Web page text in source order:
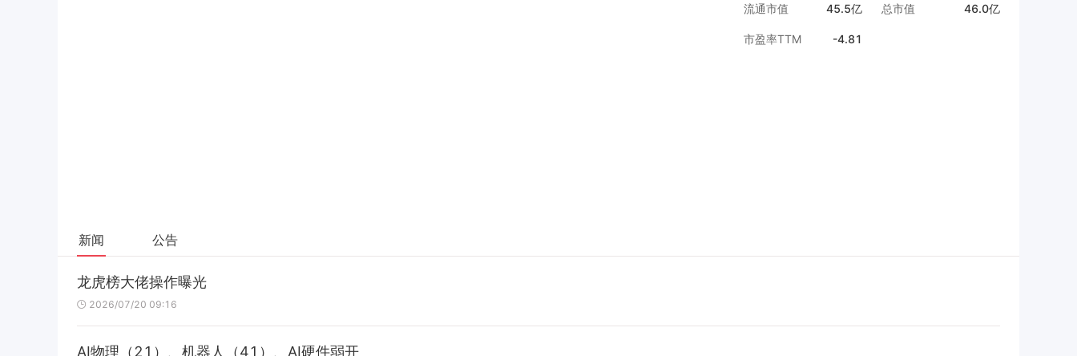
流通市值 45.5亿 总市值 46.0亿
市盈率TTM -4.81
新闻 公告
龙虎榜大佬操作曝光
2026/07/20 09:16
AI物理（21）、机器人（41）、AI硬件弱开